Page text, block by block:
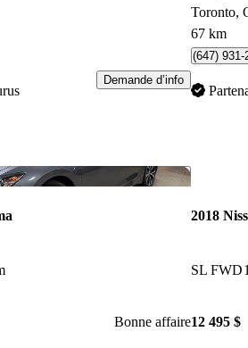
Demande d’info
Toronto,
67 km
(647) 931-
Enregistrer
Bonne affaire
2018
SL FWD
12 495 $